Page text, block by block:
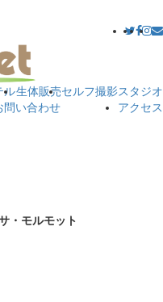
ル生体販売セルフ撮影スタジオ
問い合わせ アクセス
・モルモット